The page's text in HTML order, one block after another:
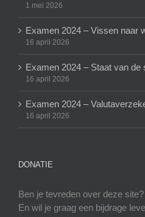
1 mei 2026
Examen 2024 – Vissen naar
16 april 2026
Examen 2024 – Staat van de
16 april 2026
Examen 2024 –
16 april 2026
DONATIE
Ben je tevreden over deze site?
En wil je graag een bijdrage